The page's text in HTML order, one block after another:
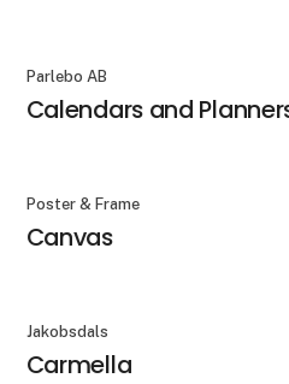
Parlebo AB
Calendars and
Poster & Frame
Canvas
Jakobsdals
Carmella